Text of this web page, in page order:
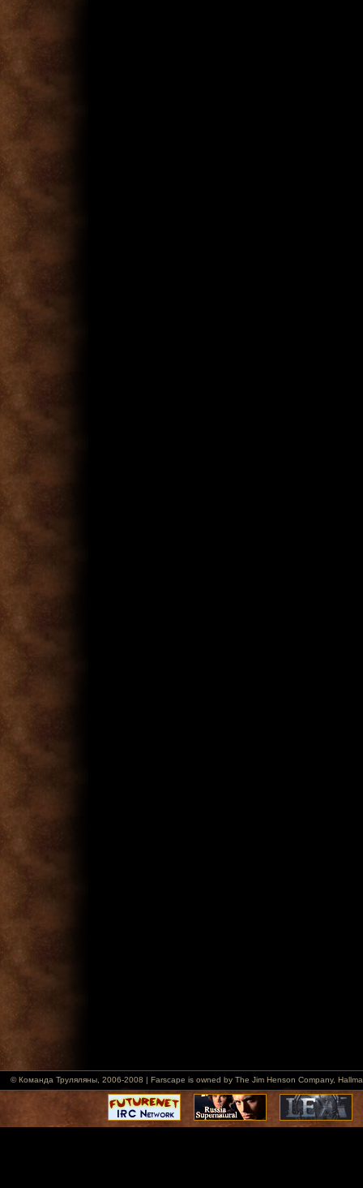
© Команда Труляляны, 2006-2008 | Farscape is owned by The Jim Henson Company,